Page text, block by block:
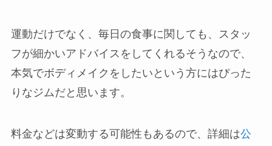
運動だけでなく、毎日の食事に関しても、スタッ
フが細かいアドバイスをしてくれるそうなので、
本気でボディメイクをしたいという方にはぴった
りなジムだと思います。
料金などは変動する可能性もあるので、詳細は公